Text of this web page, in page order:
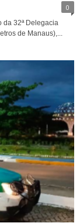
0
da 32ª Delegacia
de Manaus),...